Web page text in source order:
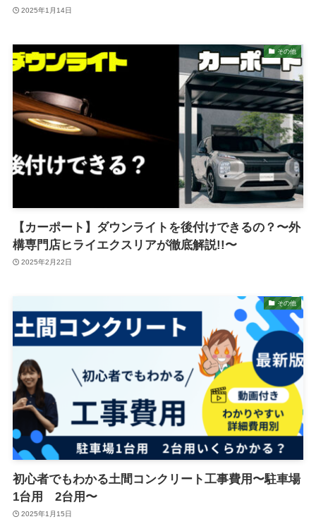
2025年1月14日
その他
【カーポート】ダウンライトを後付けできるの？〜外
構専門店ヒライエクスリアが徹底解説!!〜
2025年2月22日
その他
初心者でもわかる土間コンクリート工事費用〜駐車場
1台用 2台用〜
2025年1月15日